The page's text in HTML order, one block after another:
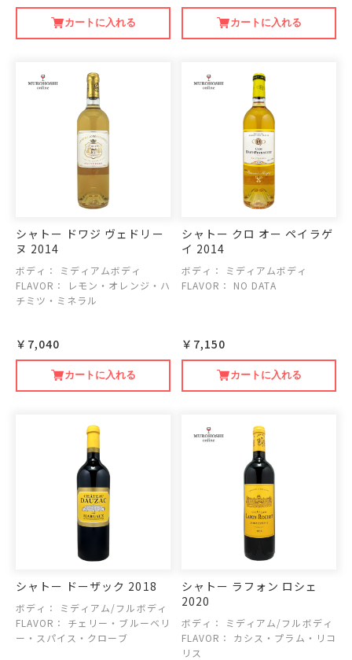
カートに入れる カートに入れる
シャトー ドワジ ヴェドリー
ヌ 2014
ボディ：
ミディアムボディ
FLAVOR：
レモン・オレンジ・ハ
チミツ・ミネラル
￥7,040
カートに入れる
シャトー クロ オー ペイラゲ
イ 2014
ボディ：
ミディアムボディ
FLAVOR：
NO DATA
￥7,150
カートに入れる
シャトー ドーザック 2018
ボディ：
ミディアム/フルボディ
FLAVOR：
チェリー・ブルーベリ
ー・スパイス・クローブ
シャトー ラフォン ロシェ
2020
ボディ：
ミディアム/フルボディ
FLAVOR：
カシス・プラム・リコ
リス